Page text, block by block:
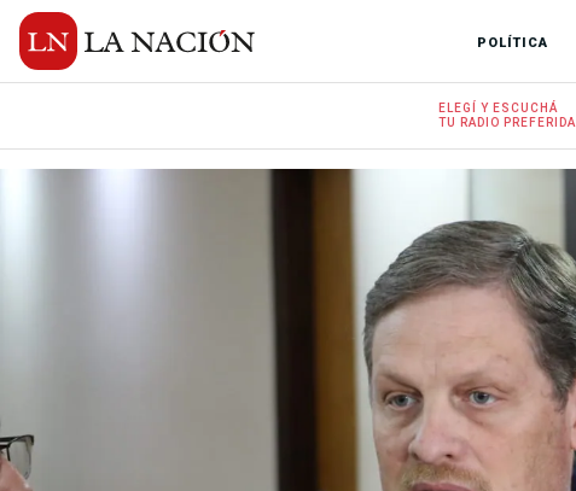
POLÍTICA
ELEGÍ Y ESCUCHÁ
TU RADIO PREFERIDA